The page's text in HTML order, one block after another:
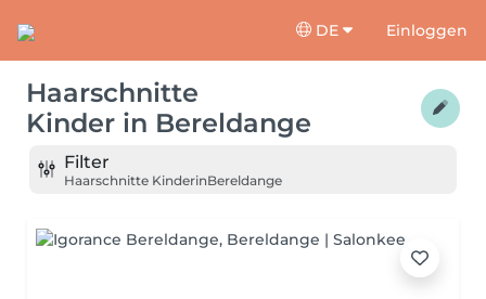
DE Einloggen
Haarschnitte
Kinder in Bereldange
Filter
Haarschnitte KinderinBereldange